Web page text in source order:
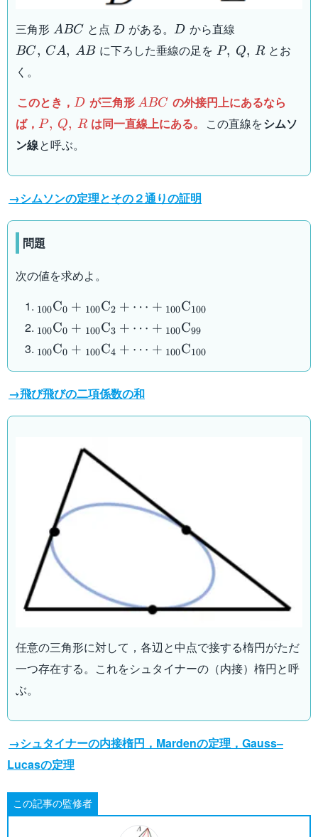
三角形 ABC
ABC と点 D
D がある。D
D から直線
BC, CA, ABに下ろした垂線の足を P,\:Q,\:R
P, Q, Rとお
く。
このとき，D
D が三角形ABC
ABC の外接円上にあるなら
ば，P,\:Q,\:R
P, Q, Rは同一直線上にある。 この直線をシムソ
ン線と呼ぶ。
→シムソンの定理とその２通りの証明
問題
次の値を求めよ。
{}_{100}
\mathrm{C}_0 +
{}_{100}
\mathrm{C}_2 +
\cdots + {}_{100}
\mathrm{C}_{100}
100C0 + 100C2 + ⋯ + 100C100
{}_{100}
\mathrm{C}_0 +
{}_{100}
\mathrm{C}_3 +
\cdots + {}_{100}
100C0 + 100C3 + ⋯ + 100C99
{}_{100}
\mathrm{C}_4 +
100C0 + 100C4 + ⋯ + 100C100
→飛び飛びの二項係数の和
任意の三角形に対して，各辺と中点で接する楕円がただ
一つ存在する。これをシュタイナーの（内接）楕円と呼
ぶ。
→シュタイナーの内接楕円，Mardenの定理，Gauss–
Lucasの定理
この記事の監修者